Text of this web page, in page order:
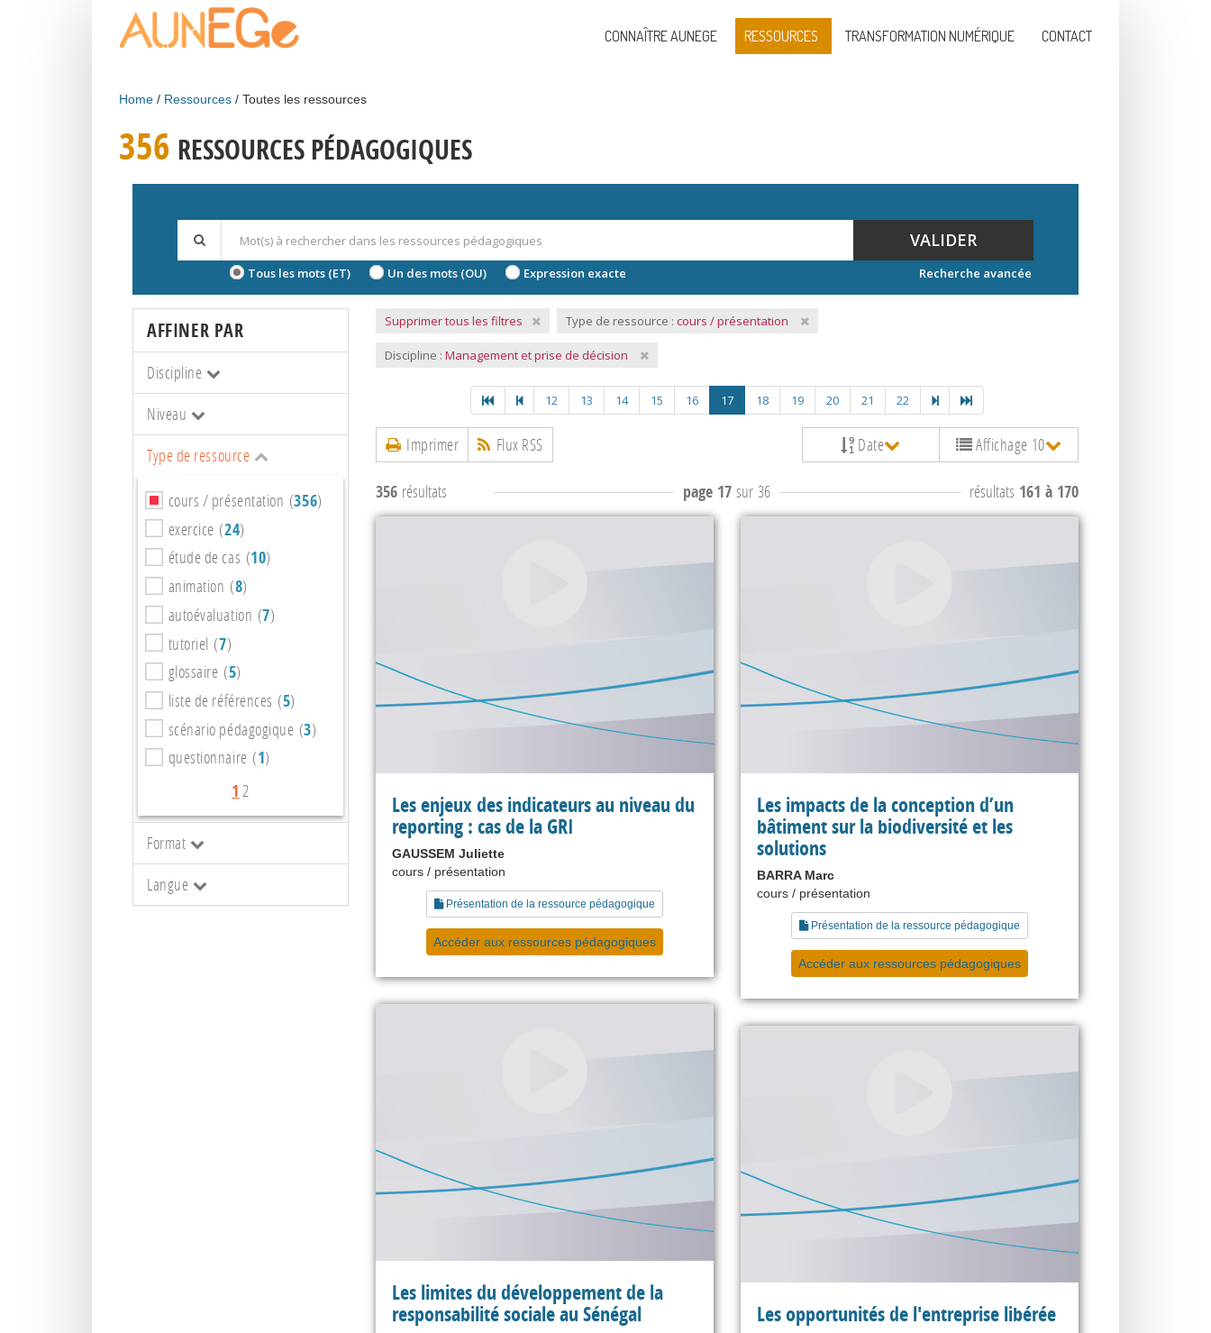
CONNAÎTRE AUNEGE RESSOURCES TRANSFORMATION NUMÉRIQUE CONTACT
Home Ressources Toutes les ressources
356 RESSOURCES PÉDAGOGIQUES
VALIDER
Tous les mots (ET) Un des mots (OU) Expression exacte Recherche avancée
AFFINER PAR
Discipline
Niveau
Type de ressource
cours / présentation (356)
exercice (24)
étude de cas (10)
animation (8)
autoévaluation (7)
tutoriel (7)
glossaire (5)
liste de références (5)
scénario pédagogique (3)
questionnaire (1)
1 2
Format
Langue
Supprimer tous les filtres Type de ressource : cours / présentation
Discipline : Management et prise de décision
12 13 14 15 16 17 18 19 20 21 22
Imprimer Flux RSS Date Affichage 10
356 résultats page 17 sur 36 résultats 161 à 170
Les enjeux des indicateurs au niveau du
reporting : cas de la GRI
GAUSSEM Juliette
cours / présentation
Présentation de la ressource pédagogique
Accéder aux ressources pédagogiques
Les impacts de la conception d’un
bâtiment sur la biodiversité et les
solutions
BARRA Marc
cours / présentation
Présentation de la ressource pédagogique
Accéder aux ressources pédagogiques
Les limites du développement de la
responsabilité sociale au Sénégal
Les opportunités de l'entreprise libérée